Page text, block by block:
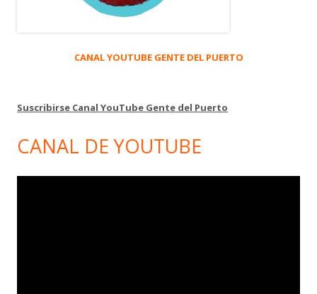
CANAL YOUTUBE GENTE DEL PUERTO
Suscribirse Canal YouTube Gente del Puerto
CANAL DE YOUTUBE